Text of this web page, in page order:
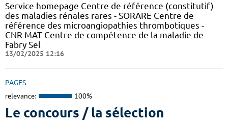
Service homepage Centre de référence (constitutif)
des maladies rénales rares - SORARE Centre de
référence des microangiopathies thrombotiques -
CNR MAT Centre de compétence de la maladie de
Fabry Sel
13/02/2025 12:16
PAGES
relevance: 100%
Le concours / la sélection